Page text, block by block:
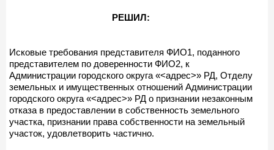
РЕШИЛ:
Исковые требования представителя ФИО1, поданного
представителем по доверенности ФИО2, к
Администрации городского округа «<адрес>» РД, Отделу
земельных и имущественных отношений Администрации
городского округа «<адрес>» РД о признании незаконным
отказа в предоставлении в собственность земельного
участка, признании права собственности на земельный
участок, удовлетворить частично.